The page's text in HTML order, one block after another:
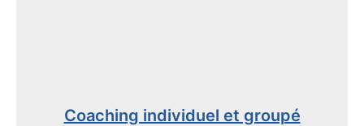
Coaching individuel et groupé